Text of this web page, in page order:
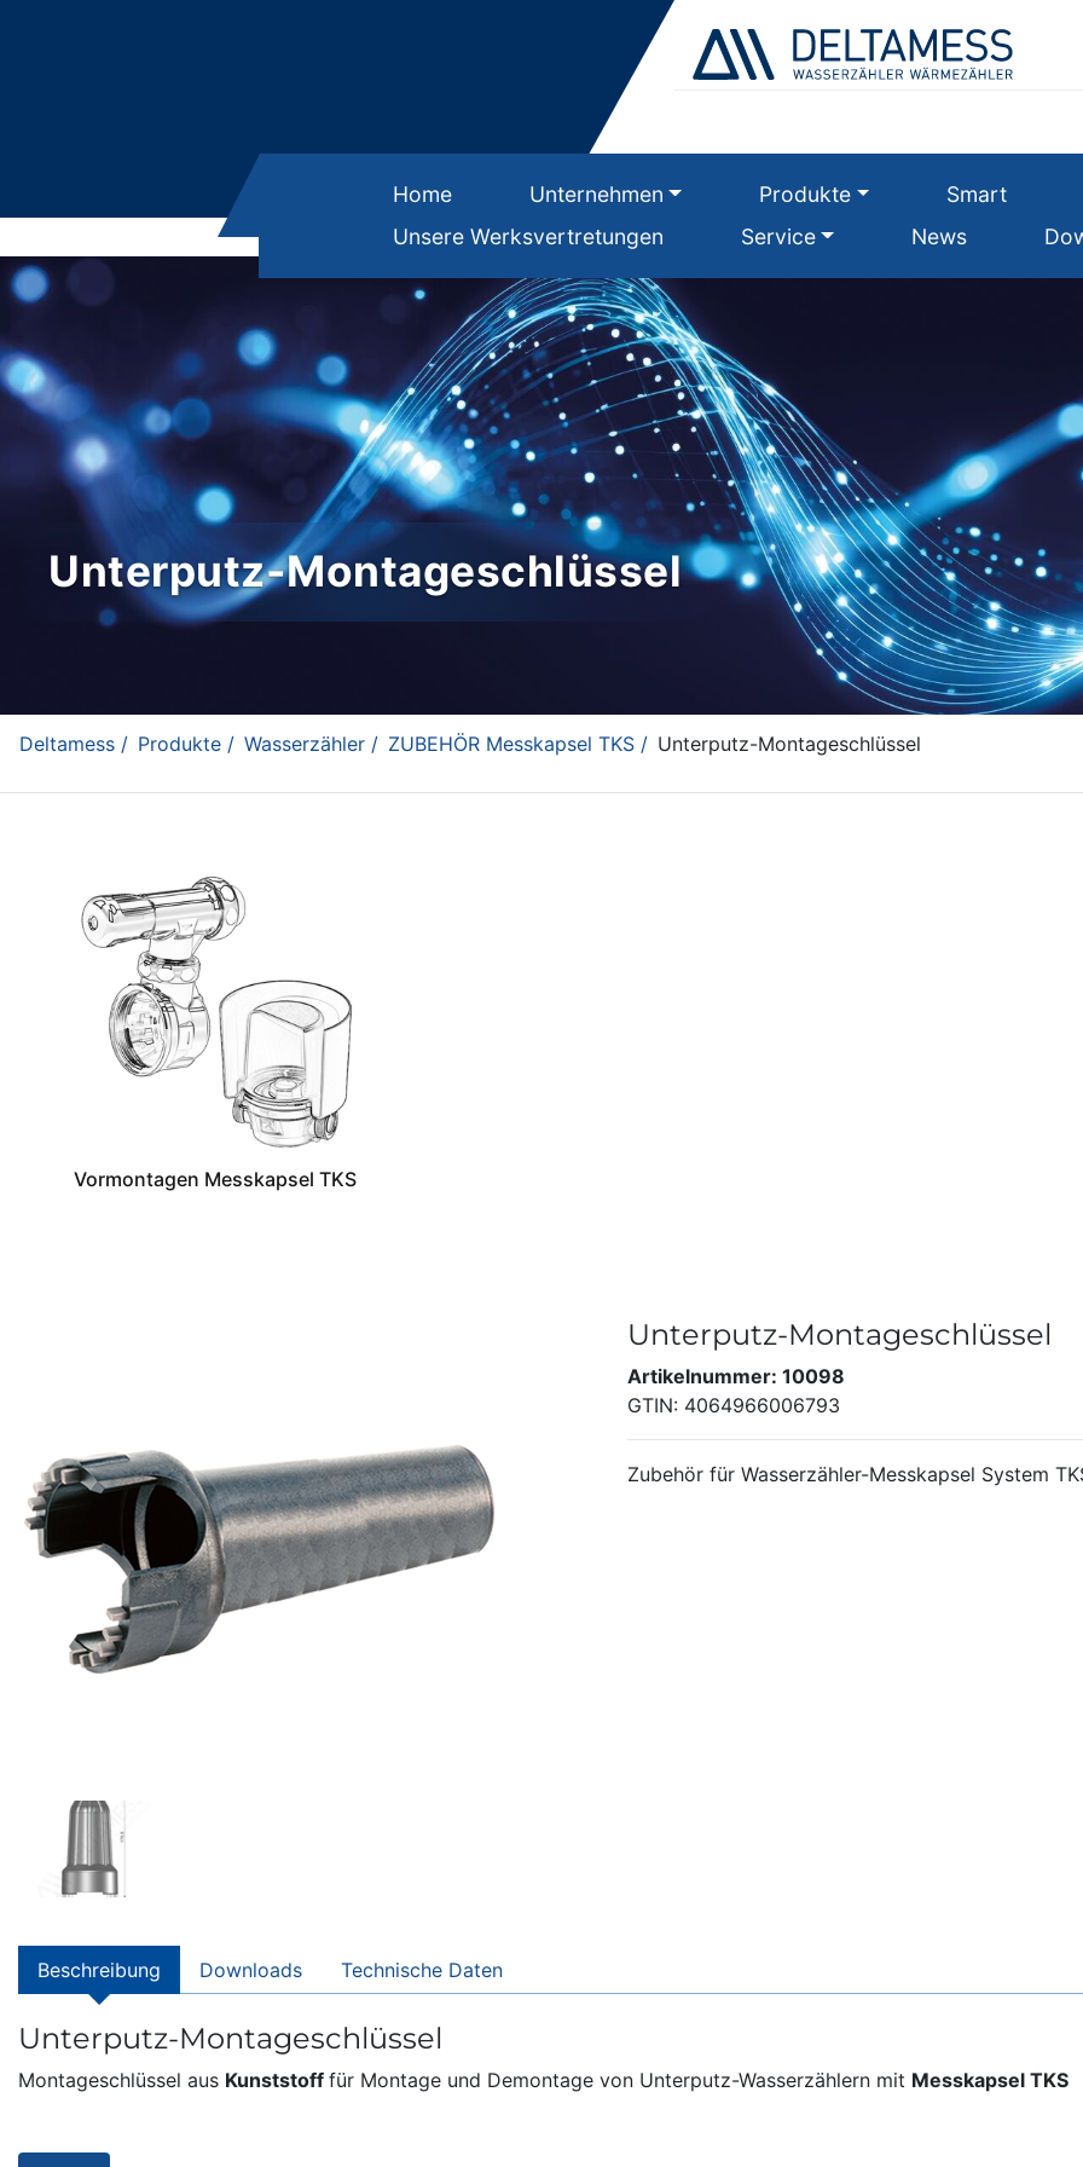
Home Unternehmen Produkte Smart
Unsere Werksvertretungen
Service News
Unterputz-Montageschlüssel
Deltamess / Produkte / Wasserzähler / ZUBEHÖR Messkapsel TKS / Unterputz-Montageschlüssel
Vormontagen Messkapsel TKS
Unterputz-Montageschlüssel
Artikelnummer: 10098
GTIN: 4064966006793
Zubehör für Wasserzähler-Messkapsel System
Beschreibung Downloads Technische Daten
Unterputz-Montageschlüssel
Montageschlüssel aus Kunststoff für Montage und Demontage von Unterputz-Wasserzählern mit Messkapsel TKS